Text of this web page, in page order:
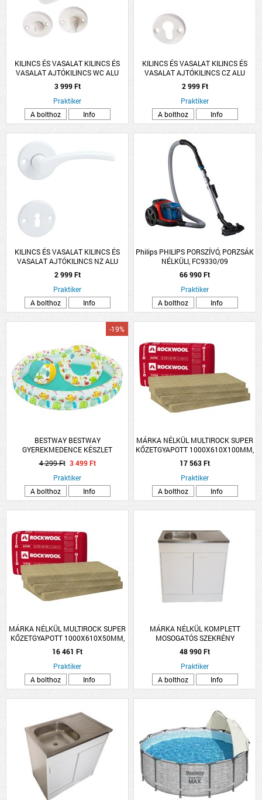
KILINCS ÉS VASALAT KILINCS ÉS
VASALAT AJTÓKILINCS WC ALU
FEHÉR LANA ROZETTÁS
3 999 Ft
Praktiker
A bolthoz
Info
KILINCS ÉS VASALAT KILINCS ÉS
VASALAT AJTÓKILINCS CZ ALU
FEHÉR LANA ROZETTÁS
2 999 Ft
Praktiker
A bolthoz
Info
KILINCS ÉS VASALAT KILINCS ÉS
VASALAT AJTÓKILINCS NZ ALU
FEHÉR LANA ROZETTÁS
2 999 Ft
Praktiker
A bolthoz
Info
Philips PHILIPS PORSZÍVÓ, PORZSÁK
NÉLKÜLI, FC9330/09
66 990 Ft
Praktiker
A bolthoz
Info
BESTWAY BESTWAY
GYEREKMEDENCE KÉSZLET
122X20CM
-19%
4 299 Ft 3 499 Ft
Praktiker
A bolthoz
Info
MÁRKA NÉLKÜL MULTIROCK SUPER
KŐZETGYAPOTT 1000X610X100MM,
0.039W/M-K
17 563 Ft
Praktiker
A bolthoz
Info
MÁRKA NÉLKÜL MULTIROCK SUPER
KŐZETGYAPOTT 1000X610X50MM,
0.039W/M-K
16 461 Ft
Praktiker
A bolthoz
Info
MÁRKA NÉLKÜL KOMPLETT
MOSOGATÓS SZEKRÉNY
NYÍLÓAJTÓS, EGYMEDENCÉS TÁLLAL
80X50CM FEHÉR
48 990 Ft
Praktiker
A bolthoz
Info